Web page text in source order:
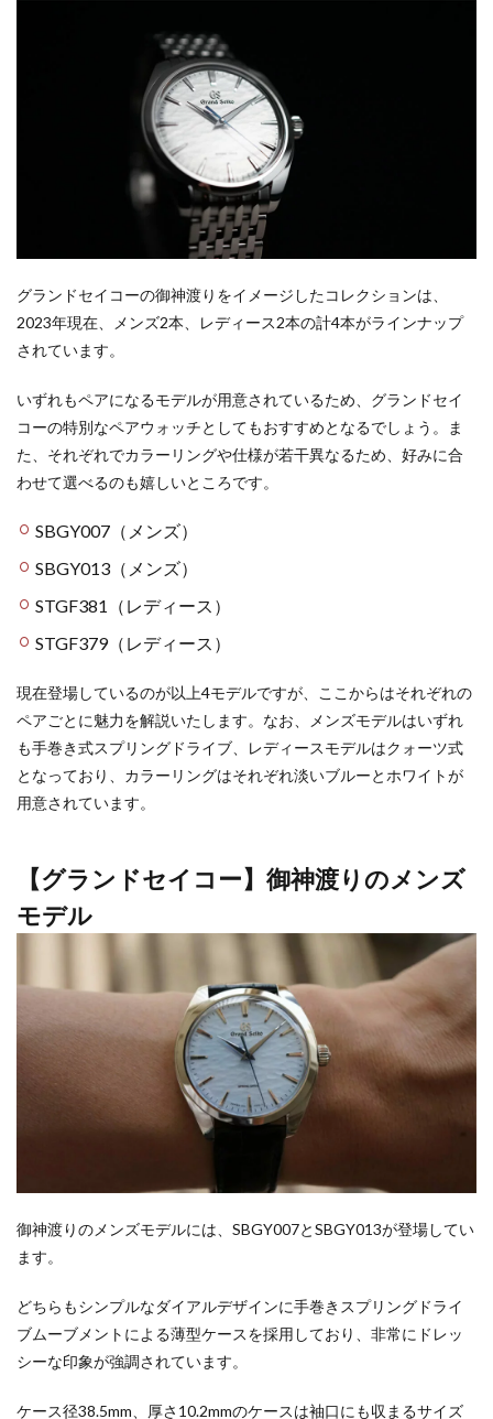
グランドセイコーの御神渡りをイメージしたコレクションは、
2023年現在、メンズ2本、レディース2本の計4本がラインナップ
されています。
いずれもペアになるモデルが用意されているため、グランドセイ
コーの特別なペアウォッチとしてもおすすめとなるでしょう。ま
た、それぞれでカラーリングや仕様が若干異なるため、好みに合
わせて選べるのも嬉しいところです。
SBGY007（メンズ）
SBGY013（メンズ）
STGF381（レディース）
STGF379（レディース）
現在登場しているのが以上4モデルですが、ここからはそれぞれの
ペアごとに魅力を解説いたします。なお、メンズモデルはいずれ
も手巻き式スプリングドライブ、レディースモデルはクォーツ式
となっており、カラーリングはそれぞれ淡いブルーとホワイトが
用意されています。
【グランドセイコー】御神渡りのメンズ
モデル
御神渡りのメンズモデルには、SBGY007とSBGY013が登場してい
ます。
どちらもシンプルなダイアルデザインに手巻きスプリングドライ
ブムーブメントによる薄型ケースを採用しており、非常にドレッ
シーな印象が強調されています。
ケース径38.5mm、厚さ10.2mmのケースは袖口にも収まるサイズ